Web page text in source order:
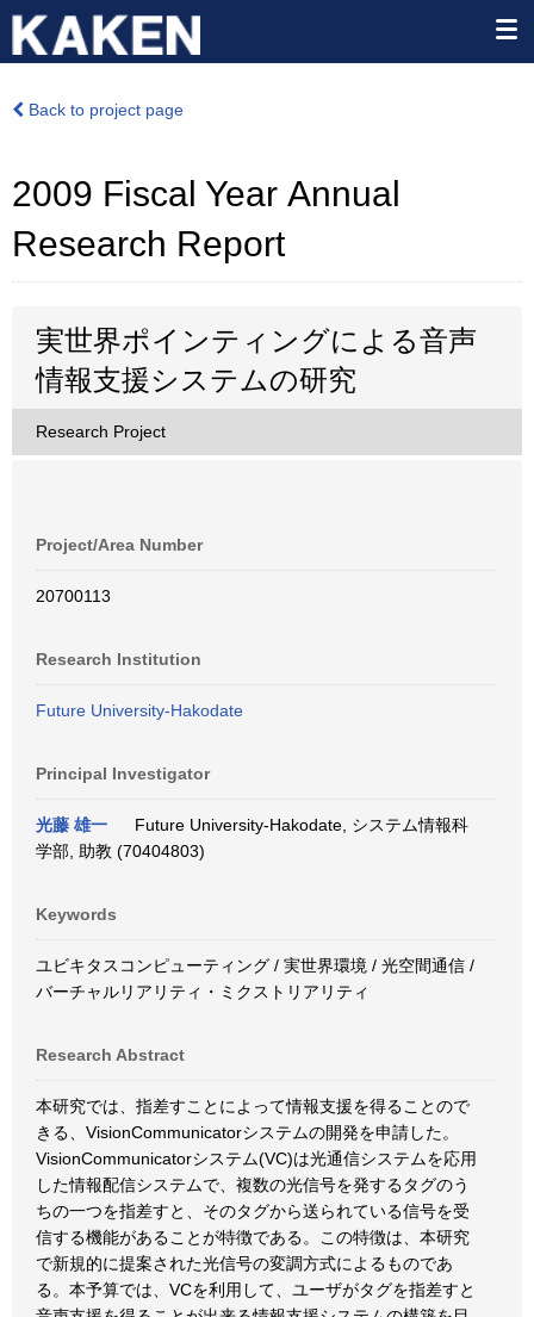
Back to project page
2009 Fiscal Year Annual
Research Report
実世界ポインティングによる音声
情報支援システムの研究
Research Project
Project/Area Number
20700113
Research Institution
Future University-Hakodate
Principal Investigator
光藤 雄一
Future University-Hakodate, システム情報科
学部, 助教 (70404803)
Keywords
ユビキタスコンピューティング / 実世界環境 / 光空間通信 /
バーチャルリアリティ・ミクストリアリティ
Research Abstract
本研究では、指差すことによって情報支援を得ることので
きる、VisionCommunicatorシステムの開発を申請した。
VisionCommunicatorシステム(VC)は光通信システムを応用
した情報配信システムで、複数の光信号を発するタグのう
ちの一つを指差すと、そのタグから送られている信号を受
信する機能があることが特徴である。この特徴は、本研究
で新規的に提案された光信号の変調方式によるものであ
る。本予算では、VCを利用して、ユーザがタグを指差すと